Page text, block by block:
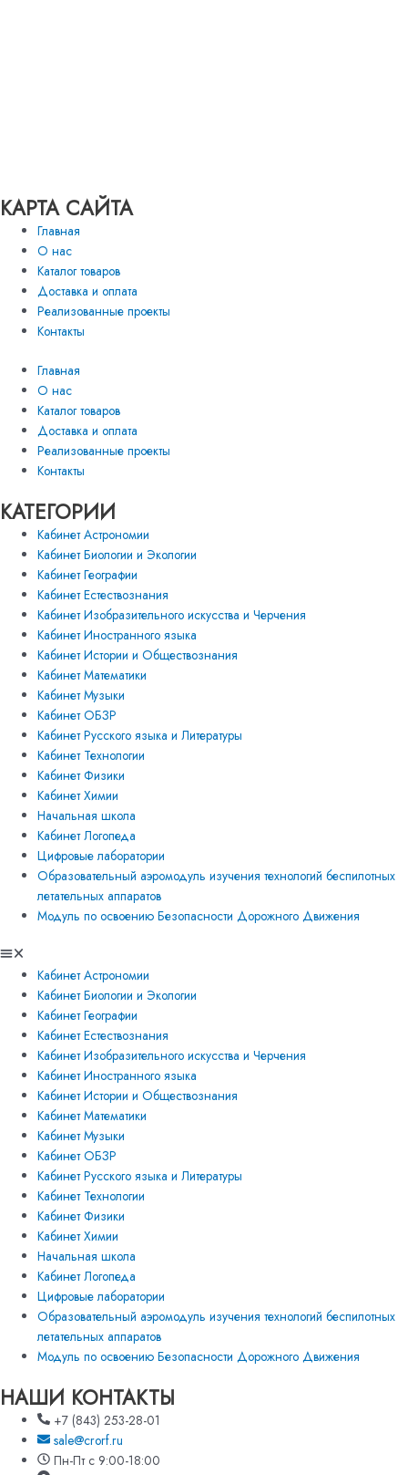
КАРТА САЙТА
Главная
О нас
Каталог товаров
Доставка и оплата
Реализованные проекты
Контакты
Главная
О нас
Каталог товаров
Доставка и оплата
Реализованные проекты
Контакты
КАТЕГОРИИ
Кабинет Астрономии
Кабинет Биологии и Экологии
Кабинет Географии
Кабинет Естествознания
Кабинет Изобразительного искусства и Черчения
Кабинет Иностранного языка
Кабинет Истории и Обществознания
Кабинет Математики
Кабинет Музыки
Кабинет ОБЗР
Кабинет Русского языка и Литературы
Кабинет Технологии
Кабинет Физики
Кабинет Химии
Начальная школа
Кабинет Логопеда
Цифровые лаборатории
Образовательный аэромодуль изучения технологий беспилотных
летательных аппаратов
Модуль по освоению Безопасности Дорожного Движения
Кабинет Астрономии
Кабинет Биологии и Экологии
Кабинет Географии
Кабинет Естествознания
Кабинет Изобразительного искусства и Черчения
Кабинет Иностранного языка
Кабинет Истории и Обществознания
Кабинет Математики
Кабинет Музыки
Кабинет ОБЗР
Кабинет Русского языка и Литературы
Кабинет Технологии
Кабинет Физики
Кабинет Химии
Начальная школа
Кабинет Логопеда
Цифровые лаборатории
Образовательный аэромодуль изучения технологий беспилотных
летательных аппаратов
Модуль по освоению Безопасности Дорожного Движения
НАШИ КОНТАКТЫ
+7 (843) 253-28-01
sale@crorf.ru
Пн-Пт с 9:00-18:00